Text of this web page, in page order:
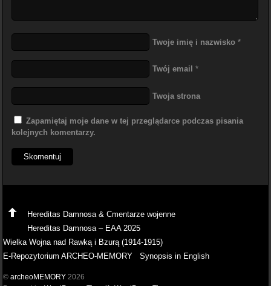
Twoje imię i nazwisko *
Twój email *
Twoja strona
Zapamiętaj moje dane w tej przeglądarce podczas pisania
kolejnych komentarzy.
Hereditas Damnosa & Cmentarze wojenne
Hereditas Damnosa – EAA 2025
Wielka Wojna nad Rawką i Bzurą (1914-1915)
E-Repozytorium ARCHEO-MEMORY
Synopsis in English
©archeoMEMORY 2026